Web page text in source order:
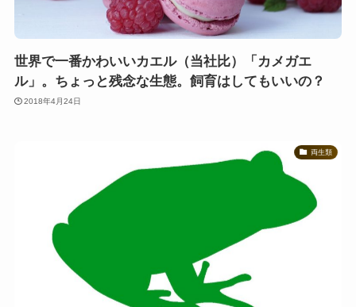
世界で一番かわいいカエル（当社比）「カメガエ
ル」。ちょっと残念な生態。飼育はしてもいいの？
2018年4月24日
両生類